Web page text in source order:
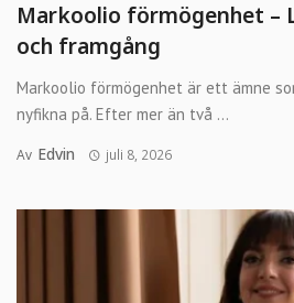
Markoolio förmögenhet –
och framgång
Markoolio förmögenhet är ett ämne
nyfikna på. Efter mer än två ...
Av Edvin juli 8, 2026